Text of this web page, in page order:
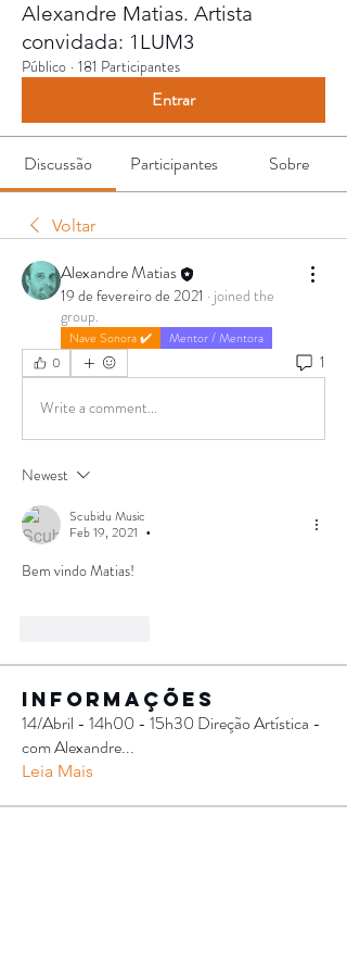
Alexandre Matias. Artista
convidada: 1LUM3
Público · 181 Participantes
Entrar
Discussão Participantes Sobre
Voltar
Alexandre Matias
19 de fevereiro de 2021 · joined the
group.
Nave Sonora ✔️
Mentor / Mentora
0
1
Write a comment...
Newest
Scubidu Music
Feb 19, 2021
•
Bem vindo Matias!
Informações
14/Abril - 14h00 - 15h30 Direção Artística -
com Alexandre...
Leia Mais